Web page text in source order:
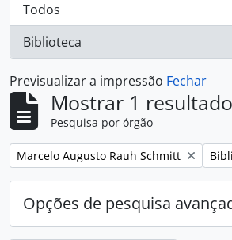
Todos
Biblioteca
, 1 resultados
Previsualizar a impressão Fechar
Mostrar 1
Pesquisa por órgão
Remover filtro:
Marcelo Augusto Rauh Schmitt
Opções de pesquisa